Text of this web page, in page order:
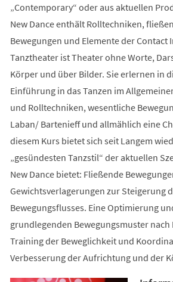
„Contemporary“ oder aus aktuellen
New Dance enthält Rolltechniken,
Bewegungen und Elemente der Contact
Tanztheater ist Theater ohne Worte,
Körper und über Bilder. Sie erlernen in
Einführung in das Tanzen im
und Rolltechniken, wesentliche
Laban/ Bartenieff und allmählich eine
diesem Kurs bietet sich seit Langem
„gesündesten Tanzstil“ der aktuellen
New Dance bietet: Fließende
Gewichtsverlagerungen zur Steigerung
Bewegungsflusses. Eine Optimierung
grundlegenden Bewegungsmuster nach
Training der Beweglichkeit und
Verbesserung der Aufrichtung und der